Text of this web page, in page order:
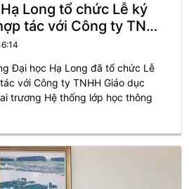
Long tổ chức Lễ ký
tác với Công ty TNHH
Nam và khai
lớp học thông minh
Đại học Hạ Long đã tổ chức Lễ
với Công ty TNHH Giáo dục
trương Hệ thống lớp học thông